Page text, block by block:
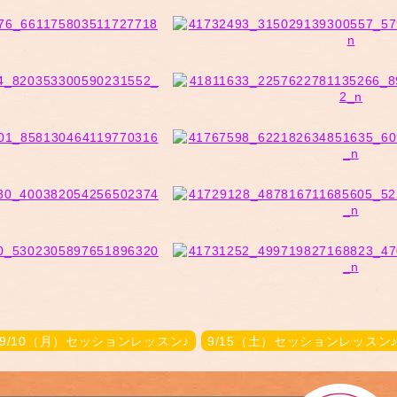
9/10（月）セッションレッスン♪ 9/15（土）セッションレッスン♪